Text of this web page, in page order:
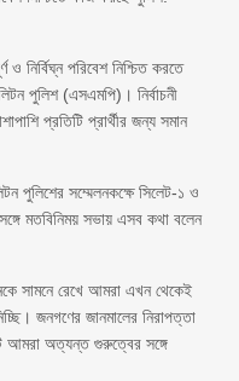
ও নির্বিঘ্ন পরিবেশ নিশ্চিত করতে
পুলিশ (এসএমপি)। নির্বাচনী
প্রতিটি প্রার্থীর জন্য সমান
পুলিশের সম্মেলনকক্ষে সিলেট-১ ও
মতবিনিময় সভায় এসব কথা বলেন
সামনে রেখে আমরা এখন থেকেই
জনগণের জানমালের নিরাপত্তা
আমরা অত্যন্ত গুরুত্বের সঙ্গে